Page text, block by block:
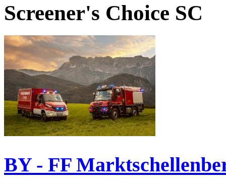
Screener's Choice SC
BY - FF